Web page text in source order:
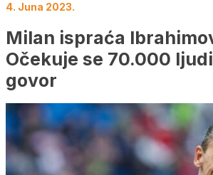
4. Juna 2023.
Milan ispraća
Očekuje se 70.000
govor